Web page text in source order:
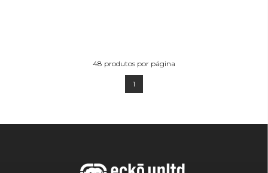
48 produtos por página
1